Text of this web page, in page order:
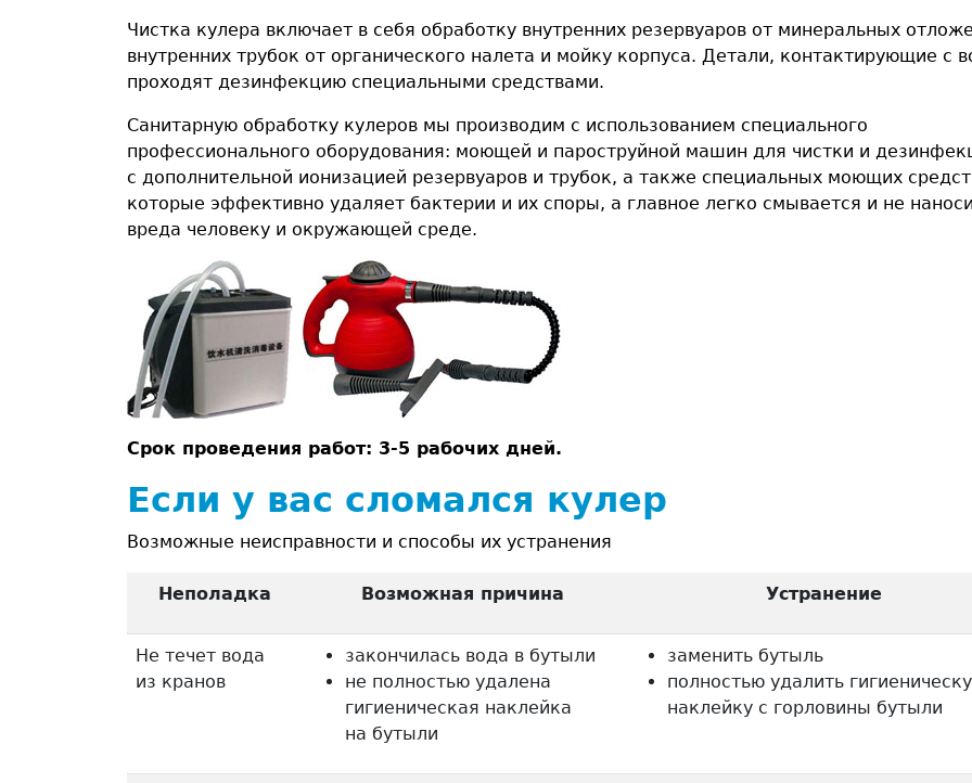
Чистка кулера включает в себя обработку внутренних резервуаров от минеральных
внутренних трубок от органического налета и мойку корпуса. Детали, контактирующие с
проходят дезинфекцию специальными средствами.
Санитарную обработку кулеров мы производим с использованием специального
профессионального оборудования: моющей и пароструйной машин для чистки и
с дополнительной ионизацией резервуаров и трубок, а также специальных моющих
которые эффективно удаляет бактерии и их споры, а главное легко смывается и не
вреда человеку и окружающей среде.
Срок проведения работ: 3-5 рабочих дней.
Если у вас сломался кулер
Возможные неисправности и способы их устранения
Неполадка Возможная причина Устранение
Не течет вода
из кранов
закончилась вода в бутыли
не полностью удалена
гигиеническая наклейка
на бутыли
заменить бутыль
полностью удалить
наклейку с горловины бутыли